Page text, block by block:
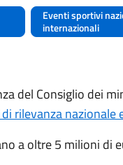
Eventi sportivi
internazionali
del Consiglio dei
rilevanza nazionale
a oltre 5 milioni di